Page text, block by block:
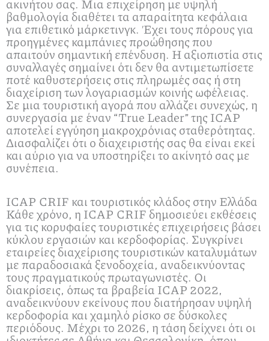
ακινήτου σας. Μια επιχείρηση με υψηλή
βαθμολογία διαθέτει τα απαραίτητα κεφάλαια
για επιθετικό μάρκετινγκ. Έχει τους πόρους για
προηγμένες καμπάνιες προώθησης που
απαιτούν σημαντική επένδυση. Η αξιοπιστία στις
συναλλαγές σημαίνει ότι δεν θα αντιμετωπίσετε
ποτέ καθυστερήσεις στις πληρωμές σας ή στη
διαχείριση των λογαριασμών κοινής ωφέλειας.
Σε μια τουριστική αγορά που αλλάζει συνεχώς, η
συνεργασία με έναν “True Leader” της ICAP
αποτελεί εγγύηση μακροχρόνιας σταθερότητας.
Διασφαλίζει ότι ο διαχειριστής σας θα είναι εκεί
και αύριο για να υποστηρίξει το ακίνητό σας με
συνέπεια.
ICAP CRIF και τουριστικός κλάδος στην Ελλάδα
Κάθε χρόνο, η ICAP CRIF δημοσιεύει εκθέσεις
για τις κορυφαίες τουριστικές επιχειρήσεις βάσει
κύκλου εργασιών και κερδοφορίας. Συγκρίνει
εταιρείες διαχείρισης τουριστικών καταλυμάτων
με παραδοσιακά ξενοδοχεία, αναδεικνύοντας
τους πραγματικούς πρωταγωνιστές. Οι
διακρίσεις, όπως τα βραβεία ICAP 2022,
αναδεικνύουν εκείνους που διατήρησαν υψηλή
κερδοφορία και χαμηλό ρίσκο σε δύσκολες
περιόδους. Μέχρι το 2026, η τάση δείχνει ότι οι